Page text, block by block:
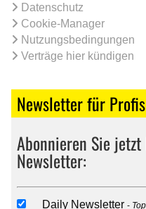
Datenschutz
Cookie-Manager
Nutzungsbedingungen
Verträge hier kündigen
Newsletter für Profis
Abonnieren Sie
Newsletter:
Daily Newsletter